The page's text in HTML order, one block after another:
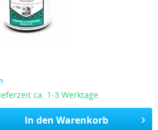
ca. 1-3 Werktage
In den Warenkorb